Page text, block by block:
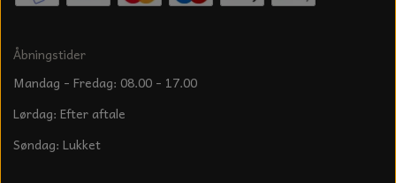
Åbningstider
Mandag - Fredag: 08.00 - 17.00
Lørdag: Efter aftale
Søndag: Lukket